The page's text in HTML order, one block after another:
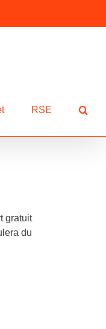
RSE
gratuit
du